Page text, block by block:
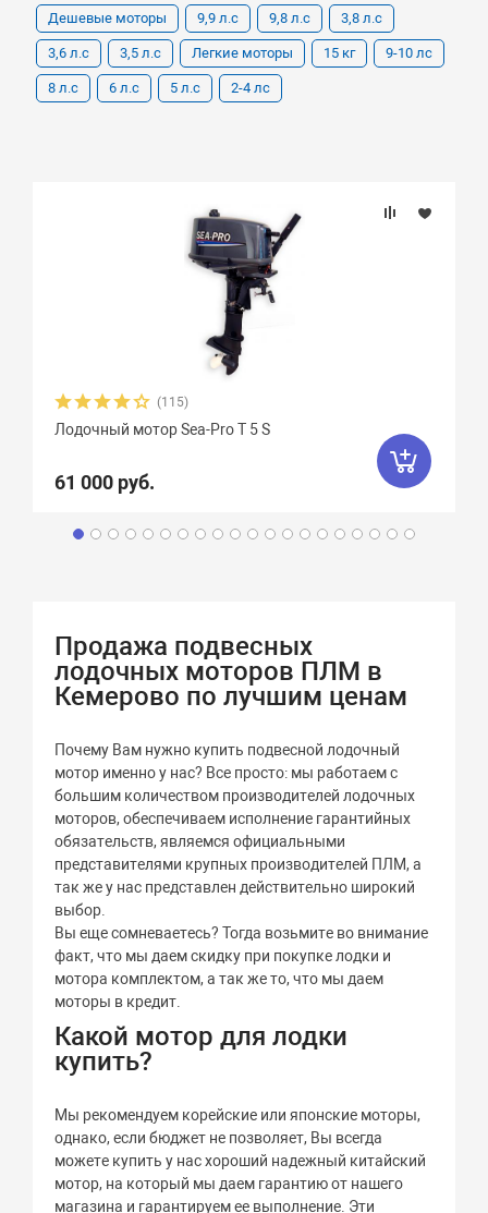
Дешевые моторы 9,9 л.с 9,8 л.с 3,8 л.с
3,6 л.с 3,5 л.с Легкие моторы 15 кг 9-10 лс
8 л.с 6 л.с 5 л.с 2-4 лс
(115)
Лодочный мотор Sea-Pro Т 5 S
61 000 руб.
Продажа подвесных
лодочных моторов ПЛМ в
Кемерово по лучшим ценам
Почему Вам нужно купить подвесной лодочный
мотор именно у нас? Все просто: мы работаем с
большим количеством производителей лодочных
моторов, обеспечиваем исполнение гарантийных
обязательств, являемся официальными
представителями крупных производителей ПЛМ, а
так же у нас представлен действительно широкий
выбор.
Вы еще сомневаетесь? Тогда возьмите во внимание
факт, что мы даем скидку при покупке лодки и
мотора комплектом, а так же то, что мы даем
моторы в кредит.
Какой мотор для лодки
купить?
Мы рекомендуем корейские или японские моторы,
однако, если бюджет не позволяет, Вы всегда
можете купить у нас хороший надежный китайский
мотор, на который мы даем гарантию от нашего
магазина и гарантируем ее выполнение. Эти